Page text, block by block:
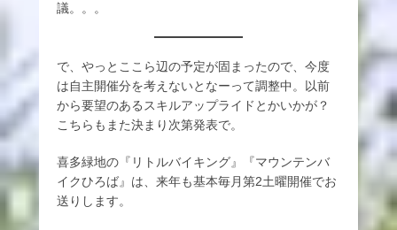
議。。。
で、やっとここら辺の予定が固まったので、今度
は自主開催分を考えないとなーって調整中。以前
から要望のあるスキルアップライドとかいかが？
こちらもまた決まり次第発表で。
喜多緑地の『リトルバイキング』『マウンテンバ
イクひろば』は、来年も基本毎月第2土曜開催でお
送りします。